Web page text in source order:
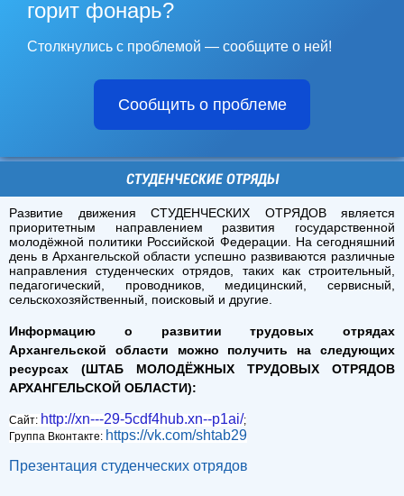
горит фонарь?
Столкнулись с проблемой — сообщите о ней!
Сообщить о проблеме
СТУДЕНЧЕСКИЕ ОТРЯДЫ
Развитие движения СТУДЕНЧЕСКИХ ОТРЯДОВ является
приоритетным направлением развития государственной
молодёжной политики Российской Федерации. На сегодняшний
день в Архангельской области успешно развиваются различные
направления студенческих отрядов, таких как строительный,
педагогический, проводников, медицинский, сервисный,
сельскохозяйственный, поисковый и другие.
Информацию о развитии трудовых отрядах
Архангельской области можно получить на следующих
ресурсах (ШТАБ МОЛОДЁЖНЫХ ТРУДОВЫХ ОТРЯДОВ
АРХАНГЕЛЬСКОЙ ОБЛАСТИ):
Сайт: http://xn---29-5cdf4hub.xn--p1ai/;
Группа Вконтакте: https://vk.com/shtab29
Презентация студенческих отрядов